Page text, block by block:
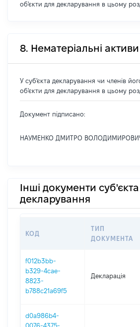
об'єкти для декларування в цьому
8. Нематеріальні активи
У суб'єкта декларування чи членів його
об'єкти для декларування в цьому
Документ підписано:
НАУМЕНКО ДМИТРО
Інші документи суб'єкта
декларування
КОД
ТИП
ДОКУМЕНТА
f012b3bb-
b329-4cae-
8823-
b788c21a69f5
Декларація
d0a986b4-
0076-4375-